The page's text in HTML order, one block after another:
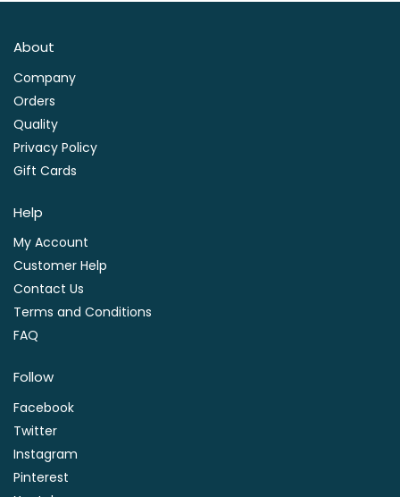
About
Company
Orders
Quality
Privacy Policy
Gift Cards
Help
My Account
Customer Help
Contact Us
Terms and Conditions
FAQ
Follow
Facebook
Twitter
Instagram
Pinterest